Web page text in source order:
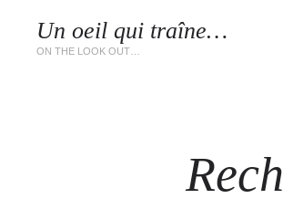
Un oeil qui traîne…
ON THE LOOK OUT…